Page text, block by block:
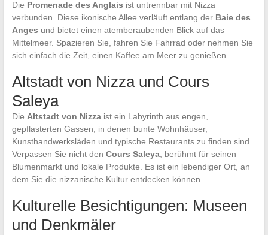
Die Promenade des Anglais ist untrennbar mit Nizza
verbunden. Diese ikonische Allee verläuft entlang der Baie des
Anges und bietet einen atemberaubenden Blick auf das
Mittelmeer. Spazieren Sie, fahren Sie Fahrrad oder nehmen Sie
sich einfach die Zeit, einen Kaffee am Meer zu genießen.
Altstadt von Nizza und Cours
Saleya
Die Altstadt von Nizzaist ein Labyrinth aus engen,
gepflasterten Gassen, in denen bunte Wohnhäuser,
Kunsthandwerksläden und typische Restaurants zu finden sind.
Verpassen Sie nicht den Cours Saleya, berühmt für seinen
Blumenmarkt und lokale Produkte. Es ist ein lebendiger Ort, an
dem Sie die nizzanische Kultur entdecken können.
Kulturelle Besichtigungen: Museen
und Denkmäler